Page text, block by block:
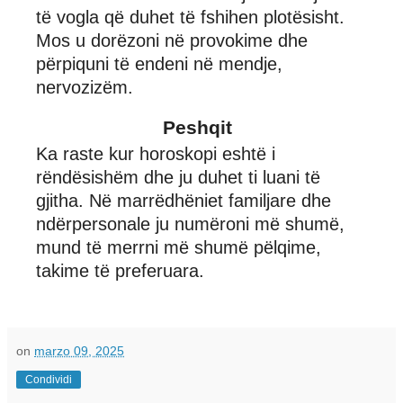
të vogla që duhet të fshihen plotësisht.
Mos u dorëzoni në provokime dhe
përpiquni të endeni në mendje,
nervozizëm.
Peshqit
Ka raste kur horoskopi eshtë i
rëndësishëm dhe ju duhet ti luani të
gjitha. Në marrëdhëniet familjare dhe
ndërpersonale ju numëroni më shumë,
mund të merrni më shumë pëlqime,
takime të preferuara.
on marzo 09, 2025
Condividi